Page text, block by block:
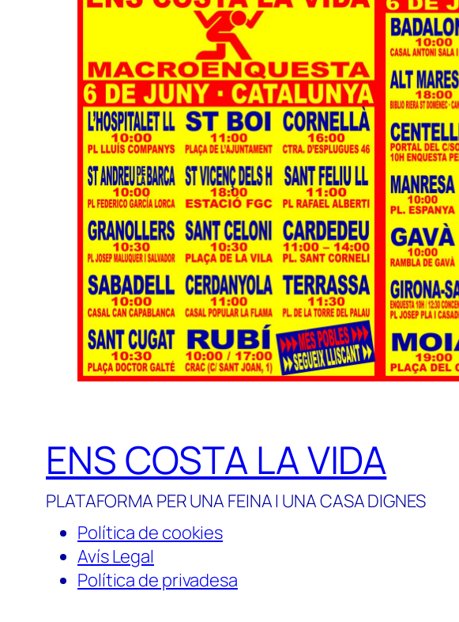
ENS COSTA LA VIDA
PLATAFORMA PER UNA FEINA I UNA CASA DIGNES
Política de cookies
Avís Legal
Política de privadesa